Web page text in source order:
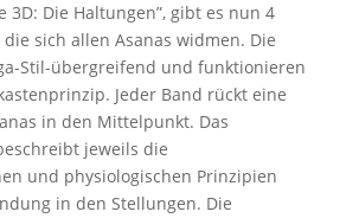
3D: Die Haltungen”, gibt es nun 4
sich allen Asanas widmen. Die
Stil-übergreifend und funktionieren
Jeder Band rückt eine
in den Mittelpunkt. Das
jeweils die
und physiologischen Prinzipien
in den Stellungen. Die